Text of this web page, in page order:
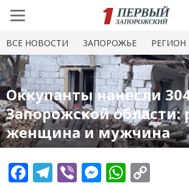
ВСЕ НОВОСТИ ЗАПОРОЖЬЕ РЕГИОН
Оккупанты нанесли
Запорожской области:
женщина и мужчина
Facebook
Telegram
Viber